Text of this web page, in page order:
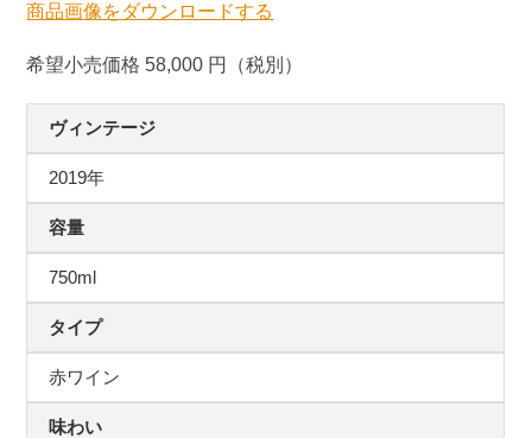
商品画像をダウンロードする
希望小売価格 58,000 円（税別）
ヴィンテージ
2019年
容量
750ml
タイプ
赤ワイン
味わい